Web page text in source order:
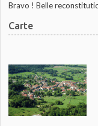
Bravo ! Belle
Carte